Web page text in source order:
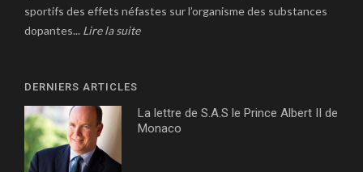
sportifs des effets néfastes sur l’organisme des substances
dopantes... Lire la suite
DERNIERS ARTICLES
La lettre de S.A.S le Prince Albert II de
Monaco